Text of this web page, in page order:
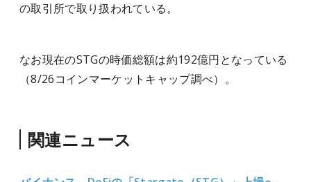
の取引所で取り扱われている。
なお現在のSTGの時価総額は約192億円となっている
（8/26コインマーケットキャップ調べ）。
関連ニュース